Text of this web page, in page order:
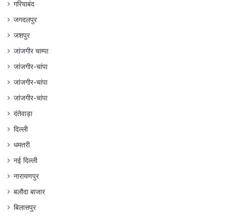
गरियाबंद
जगदलपुर
जशपुर
जांजगीर चाम्पा
जांजगीर-चांपा
जांजगीर-चांपा
जांजगीर-चांपा
दंतेवाड़ा
दिल्ली
धमतरी
नई दिल्ली
नारायणपुर
बलौदा बाजार
बिलासपुर